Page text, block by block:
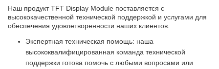
Наш продукт TFT Display Module поставляется с
высококачественной технической поддержкой и услугами для
обеспечения удовлетворенности наших клиентов.
Экспертная техническая помощь: наша
высококвалифицированная команда технической
поддержки готова помочь с любыми вопросами или